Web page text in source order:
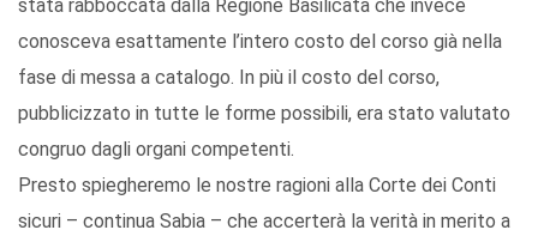
stata rabboccata dalla Regione Basilicata che invece
conosceva esattamente l’intero costo del corso già nella
fase di messa a catalogo. In più il costo del corso,
pubblicizzato in tutte le forme possibili, era stato valutato
congruo dagli organi competenti.
Presto spiegheremo le nostre ragioni alla Corte dei Conti
sicuri – continua Sabia – che accerterà la verità in merito a